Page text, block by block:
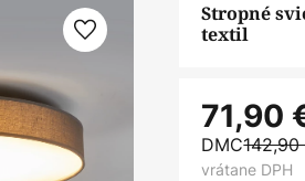
Stropné
textil
71,90
DMC
vrátane DPH